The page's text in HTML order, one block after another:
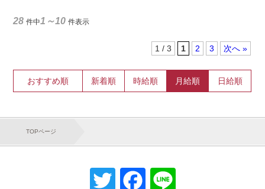
28 件中1～10 件表示
1 / 3 1 2 3 »
おすすめ順 新着順 時給順 月給順 日給順
TOPページ
TwitterFacebook